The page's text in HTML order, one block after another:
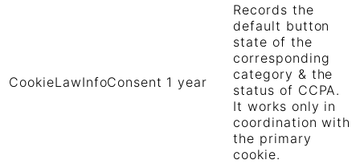
CookieLawInfoConsent 1 year
Records the
default button
state of the
corresponding
category & the
status of CCPA.
It works only in
coordination with
the primary
cookie.